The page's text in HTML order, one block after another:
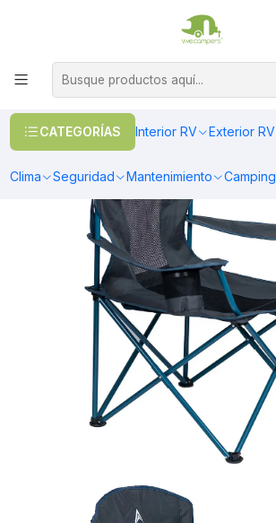
CATEGORÍAS Interior RV Exterior RV
Clima Seguridad Mantenimiento Camping
OFERTAS EN CALEFACCIÓN DIESEL